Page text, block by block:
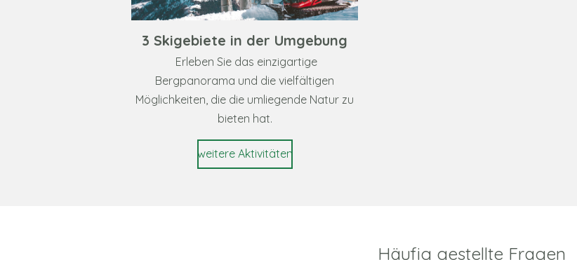
3 Skigebiete in der Umgebung
Erleben Sie das einzigartige
Bergpanorama und die vielfältigen
Möglichkeiten, die die umliegende Natur zu
bieten hat.
weitere Aktivitäten
Häufig gestellte Fragen